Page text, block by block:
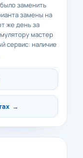
заменить
замены на
же день за
мастер
сервис: наличие
→